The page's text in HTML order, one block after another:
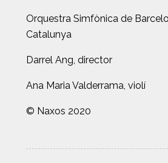
Orquestra Simfònica de
Catalunya
Darrel Ang, director
Ana Maria Valderrama, violí
© Naxos 2020